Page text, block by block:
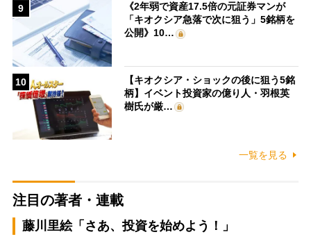
9
《2年弱で資産17.5倍の元証券マンが
「キオクシア急落で次に狙う」5銘柄を
公開》10…
10
【キオクシア・ショックの後に狙う5銘
柄】イベント投資家の億り人・羽根英
樹氏が厳…
一覧を見る
注目の著者・連載
藤川里絵「さあ、投資を始めよう！」